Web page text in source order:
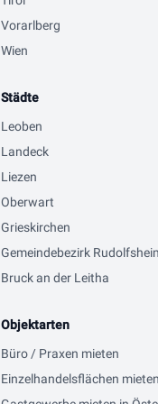
Vorarlberg
Wien
Städte
Leoben
Landeck
Liezen
Oberwart
Grieskirchen
Gemeindebezirk
Bruck an der Leitha
Objektarten
Büro / Praxen mieten
Einzelhandelsflächen